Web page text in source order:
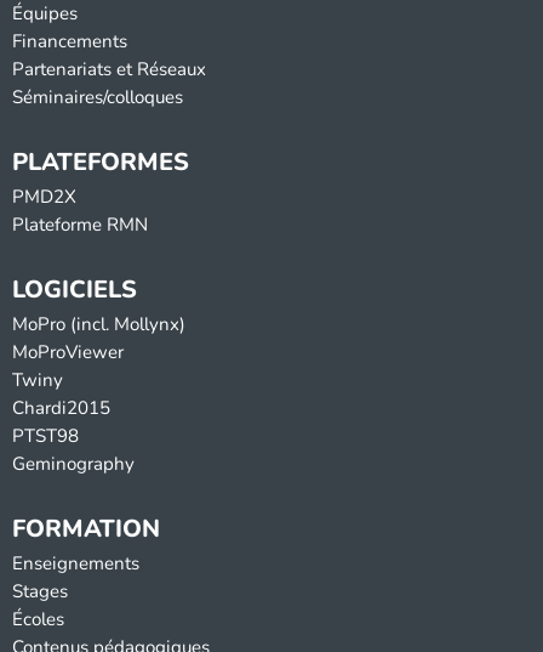
Équipes
Financements
Partenariats et Réseaux
Séminaires/colloques
PLATEFORMES
PMD2X
Plateforme RMN
LOGICIELS
MoPro (incl. Mollynx)
MoProViewer
Twiny
Chardi2015
PTST98
Geminography
FORMATION
Enseignements
Stages
Écoles